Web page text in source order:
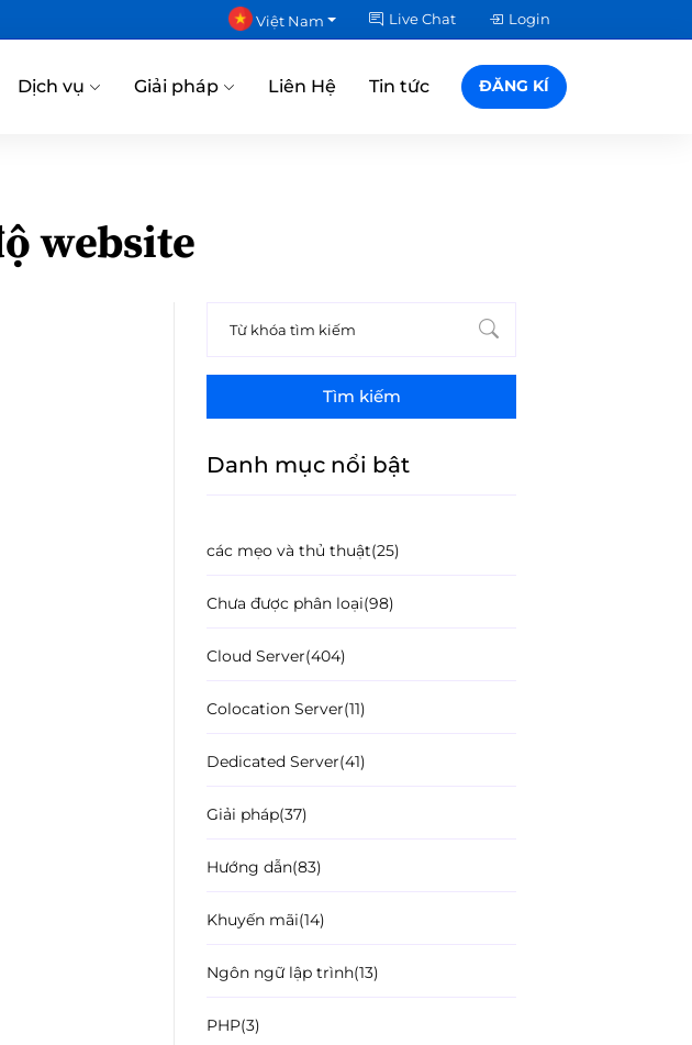
Việt Nam Live Chat Login
Dịch vụ Giải pháp Liên Hệ Tin tức ĐĂNG KÍ
website
Tìm kiếm
Danh mục nổi bật
các mẹo và thủ thuật(25)
Chưa được phân loại(98)
Cloud Server(404)
Colocation Server(11)
Dedicated Server(41)
Giải pháp(37)
Hướng dẫn(83)
Khuyến mãi(14)
Ngôn ngữ lập trình(13)
PHP(3)